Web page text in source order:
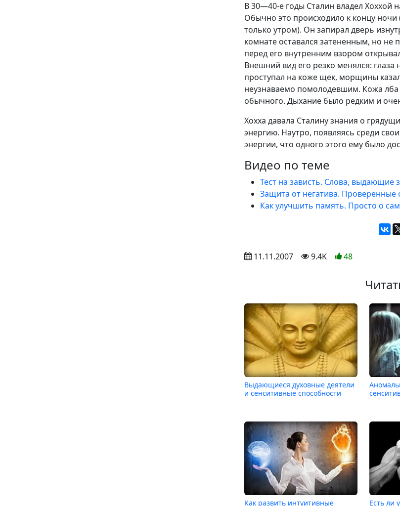
В 30—40-е годы Сталин владел Хоххой
Обычно это происходило к концу
только утром). Он запирал дверь
комнате оставался затененным, но
перед его внутренним взором
Внешний вид его резко менялся:
проступал на коже щек, морщины
неузнаваемо помолодевшим. Кожа лба
обычного. Дыхание было редким и
Хохха давала Сталину знания о
энергию. Наутро, появляясь среди
энергии, что одного этого ему было
Видео по теме
Тест на зависть. Слова, выдающие
Защита от негатива. Проверенные
Как улучшить память. Просто о
11.11.2007 9.4K 48
Выдающиеся духовные деятели
и сенситивные способности
Как развить интуитивные Есть ли